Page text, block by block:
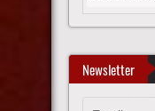
Newsletter